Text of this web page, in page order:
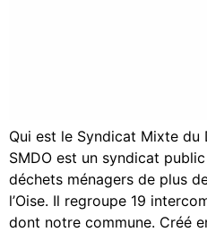
Qui est le Syndicat Mixte du
SMDO est un syndicat
déchets ménagers de plus
l’Oise. Il regroupe 19
dont notre commune. Créé